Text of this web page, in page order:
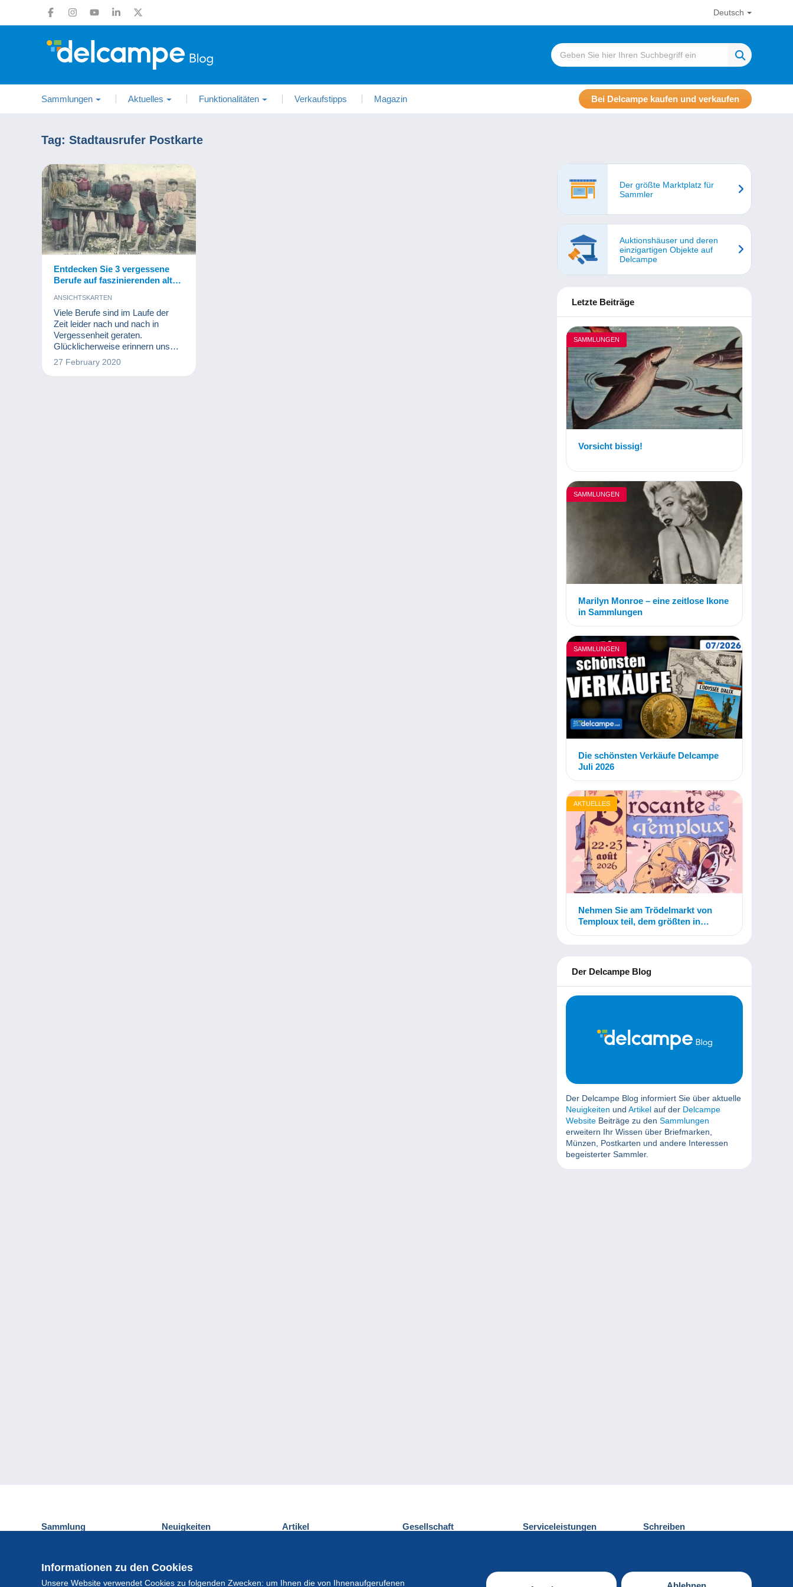
Deutsch
Sammlungen Aktuelles Funktionalitäten Verkaufstipps Magazin Bei Delcampe kaufen und verkaufen
Tag: Stadtausrufer Postkarte
Entdecken Sie 3 vergessene
Berufe auf faszinierenden alten
ANSICHTSKARTEN
Viele Berufe sind im Laufe der
Zeit leider nach und nach in
Vergessenheit geraten.
Glücklicherweise erinnern uns
alte Fotos oder Postkarten an ihre
27 February 2020
Der größte Marktplatz für
Sammler
Auktionshäuser und deren
einzigartigen Objekte auf
Delcampe
Letzte Beiträge
SAMMLUNGEN
Vorsicht bissig!
SAMMLUNGEN
Marilyn Monroe – eine zeitlose Ikone
in Sammlungen
SAMMLUNGEN
Die schönsten Verkäufe Delcampe
Juli 2026
AKTUELLES
Nehmen Sie am Trödelmarkt von
Temploux teil, dem größten in
Der Delcampe Blog
Der Delcampe Blog informiert Sie über aktuelle
Neuigkeiten und Artikel auf der Delcampe
Website Beiträge zu den Sammlungen
erweitern Ihr Wissen über Briefmarken,
Münzen, Postkarten und andere Interessen
begeisterter Sammler.
Informationen zu den Cookies
Unsere Website verwendet Cookies zu folgenden Zwecken: um Ihnen die von Ihnenaufgerufenen
Sammlung
Münzen und Banknoten
Neuigkeiten Artikel Gesellschaft Serviceleistungen Schreiben